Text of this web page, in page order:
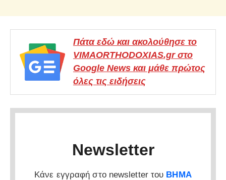
Πάτα εδώ και ακολούθησε το
VIMAORTHODOXIAS.gr στο
Google News και μάθε πρώτος
όλες τις ειδήσεις
Newsletter
Κάνε εγγραφή στο newsletter του ΒΗΜΑ